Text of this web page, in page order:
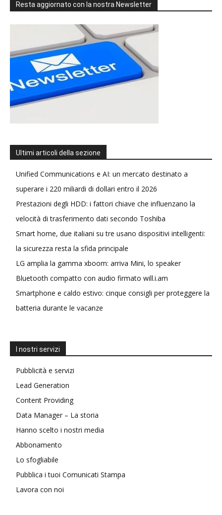
Resta aggiornato con la nostra Newsletter
Ultimi articoli della sezione
Unified Communications e AI: un mercato destinato a
superare i 220 miliardi di dollari entro il 2026
Prestazioni degli HDD: i fattori chiave che influenzano la
velocità di trasferimento dati secondo Toshiba
Smart home, due italiani su tre usano dispositivi intelligenti:
la sicurezza resta la sfida principale
LG amplia la gamma xboom: arriva Mini, lo speaker
Bluetooth compatto con audio firmato will.i.am
Smartphone e caldo estivo: cinque consigli per proteggere la
batteria durante le vacanze
I nostri servizi
Pubblicità e servizi
Lead Generation
Content Providing
Data Manager – La storia
Hanno scelto i nostri media
Abbonamento
Lo sfogliabile
Pubblica i tuoi Comunicati Stampa
Lavora con noi